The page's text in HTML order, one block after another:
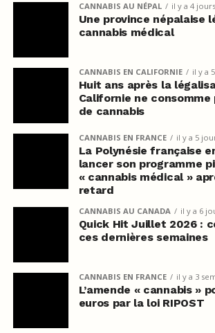
CANNABIS AU NÉPAL il y a 4 jours
Une province népalaise
cannabis médical
CANNABIS EN CALIFORNIE il y a
Huit ans après la
Californie ne
de cannabis
CANNABIS EN FRANCE il y a 5
La Polynésie française
lancer son programme
« cannabis médical »
retard
CANNABIS AU CANADA il y a 6
Quick Hit Juillet 2026 :
ces dernières semaines
CANNABIS EN FRANCE il y a 3
L’amende « cannabis »
euros par la loi RIPOST